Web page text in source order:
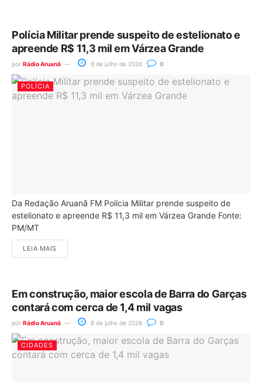
Polícia Militar prende suspeito de estelionato e
apreende R$ 11,3 mil em Várzea Grande
por Rádio Aruanã 8 de julho de 2026 0
POLÍCIA
Da Redação Aruanã FM Polícia Militar prende suspeito de
estelionato e apreende R$ 11,3 mil em Várzea Grande Fonte:
PM/MT
LEIA MAIS
Em construção, maior escola de Barra do Garças
contará com cerca de 1,4 mil vagas
por Rádio Aruanã 8 de julho de 2026 0
CIDADES